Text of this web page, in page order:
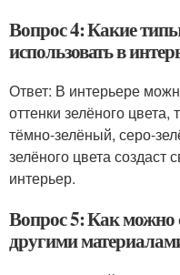
Вопрос 4: Какие
использовать в
Ответ: В интерьере
оттенки зелёного цвета,
тёмно-зелёный, серо-
зелёного цвета
интерьер.
Вопрос 5: Как можно
другими